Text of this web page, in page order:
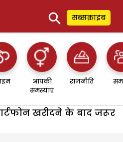
⚲ सब्सक्राइब
आपकी
समस्याएं
राजनीति
खरीदने के बाद जरूर